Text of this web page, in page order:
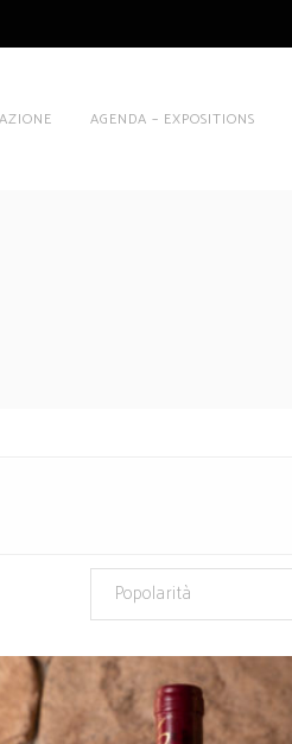
AGENDA – EXPOSITIONS
Popolarità